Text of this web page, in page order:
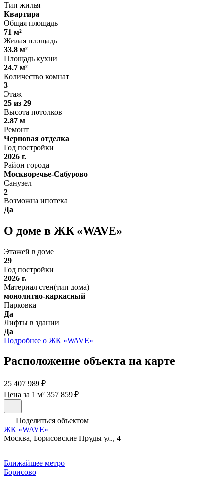
Тип жилья
Квартира
Общая площадь
71 м²
Жилая площадь
33.8 м²
Площадь кухни
24.7 м²
Количество комнат
3
Этаж
25 из 29
Высота потолков
2.87 м
Ремонт
Черновая отделка
Год постройки
2026 г.
Район города
Москворечье-Сабурово
Санузел
2
Возможна ипотека
Да
О доме в ЖК «WAVE»
Этажей в доме
29
Год постройки
2026 г.
Материал стен(тип дома)
монолитно-каркасный
Парковка
Да
Лифты в здании
Да
Подробнее о ЖК «WAVE»
Расположение объекта на карте
25 407 989 ₽
Цена за 1 м² 357 859 ₽
Поделиться объектом
ЖК «WAVE»
Москва, Борисовские Пруды ул., 4
Ближайшее метро
Борисово